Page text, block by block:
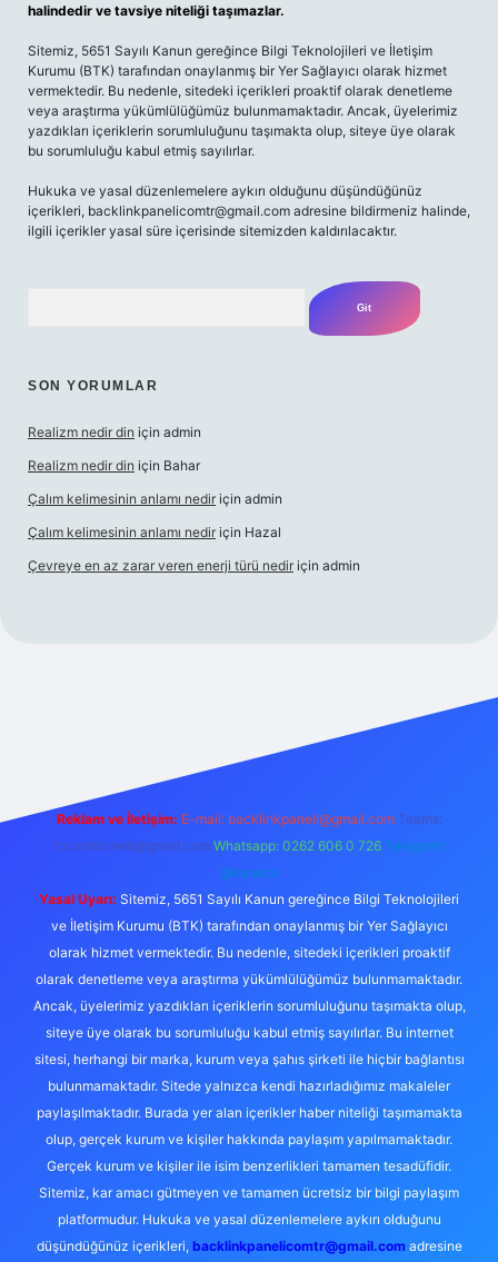
halindedir ve tavsiye niteliği taşımazlar.
Sitemiz, 5651 Sayılı Kanun gereğince Bilgi Teknolojileri ve İletişim
Kurumu (BTK) tarafından onaylanmış bir Yer Sağlayıcı olarak hizmet
vermektedir. Bu nedenle, sitedeki içerikleri proaktif olarak denetleme
veya araştırma yükümlülüğümüz bulunmamaktadır. Ancak, üyelerimiz
yazdıkları içeriklerin sorumluluğunu taşımakta olup, siteye üye olarak
bu sorumluluğu kabul etmiş sayılırlar.
Hukuka ve yasal düzenlemelere aykırı olduğunu düşündüğünüz
içerikleri, backlinkpanelicomtr@gmail.com adresine bildirmeniz halinde,
ilgili içerikler yasal süre içerisinde sitemizden kaldırılacaktır.
SON YORUMLAR
Realizm nedir din için admin
Realizm nedir din için Bahar
Çalım kelimesinin anlamı nedir için admin
Çalım kelimesinin anlamı nedir için Hazal
Çevreye en az zarar veren enerji türü nedir için admin
Reklam ve İletişim: E-mail: backlinkpaneli@gmail.com Teams:
forumhizmeti@gmail.com Whatsapp: 0262 606 0 726 Telegram:
@karabul
Yasal Uyarı: Sitemiz, 5651 Sayılı Kanun gereğince Bilgi Teknolojileri
ve İletişim Kurumu (BTK) tarafından onaylanmış bir Yer Sağlayıcı
olarak hizmet vermektedir. Bu nedenle, sitedeki içerikleri proaktif
olarak denetleme veya araştırma yükümlülüğümüz bulunmamaktadır.
Ancak, üyelerimiz yazdıkları içeriklerin sorumluluğunu taşımakta olup,
siteye üye olarak bu sorumluluğu kabul etmiş sayılırlar. Bu internet
sitesi, herhangi bir marka, kurum veya şahıs şirketi ile hiçbir bağlantısı
bulunmamaktadır. Sitede yalnızca kendi hazırladığımız makaleler
paylaşılmaktadır. Burada yer alan içerikler haber niteliği taşımamakta
olup, gerçek kurum ve kişiler hakkında paylaşım yapılmamaktadır.
Gerçek kurum ve kişiler ile isim benzerlikleri tamamen tesadüfidir.
Sitemiz, kar amacı gütmeyen ve tamamen ücretsiz bir bilgi paylaşım
platformudur. Hukuka ve yasal düzenlemelere aykırı olduğunu
düşündüğünüz içerikleri, backlinkpanelicomtr@gmail.comadresine